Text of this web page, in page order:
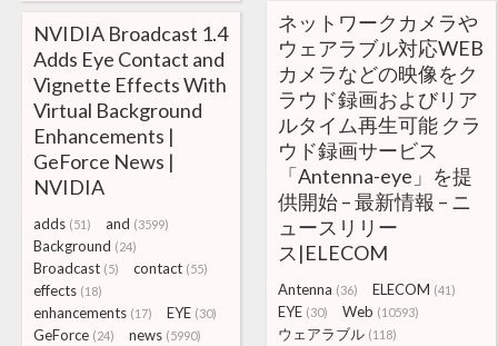
ネットワークカメラや
ウェアラブル対応WEB
カメラなどの映像をク
ラウド録画およびリア
ルタイム再生可能 クラ
ウド録画サービス
「Antenna-eye」を提
供開始 – 最新情報 – ニ
ュースリリー
ス|ELECOM
Antenna (36) ELECOM (41)
EYE (30) Web (10593)
ウェアラブル (118)
NVIDIA Broadcast 1.4
Adds Eye Contact and
Vignette Effects With
Virtual Background
Enhancements |
GeForce News |
NVIDIA
adds (51) and (3599)
Background (24)
Broadcast (5) contact (55)
effects (18)
enhancements (17) EYE (30)
GeForce (24) news (5990)